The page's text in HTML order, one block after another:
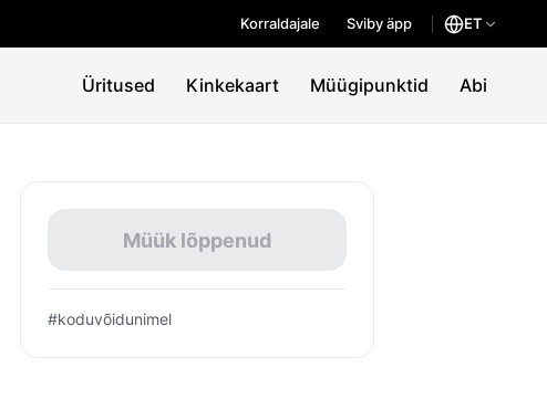
Korraldajale Sviby äpp ET
Üritused Kinkekaart Müügipunktid Abi
Müük lõppenud
#koduvõidunimel